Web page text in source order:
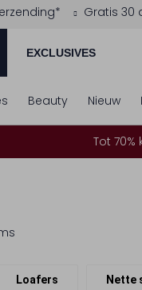
Gratis 30
EXCLUSIVES
Beauty Nieuw
Tot 70%
Loafers Nette